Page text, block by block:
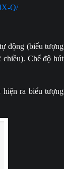
Q/
động (biểu tượng
Chế độ hút
ra biểu tượng